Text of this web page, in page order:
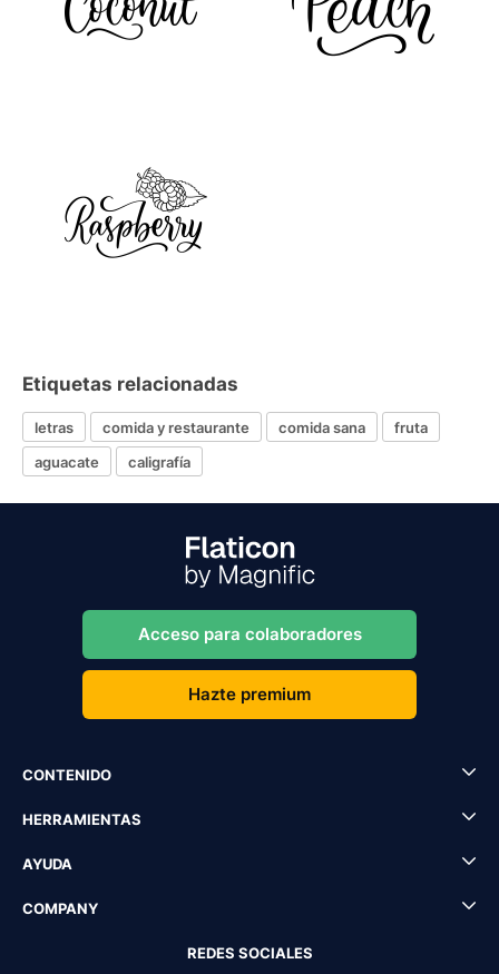
Etiquetas relacionadas
letras comida y restaurante comida sana
fruta
aguacate
caligrafía
Acceso para colaboradores
Hazte premium
CONTENIDO
HERRAMIENTAS
AYUDA
COMPANY
REDES SOCIALES